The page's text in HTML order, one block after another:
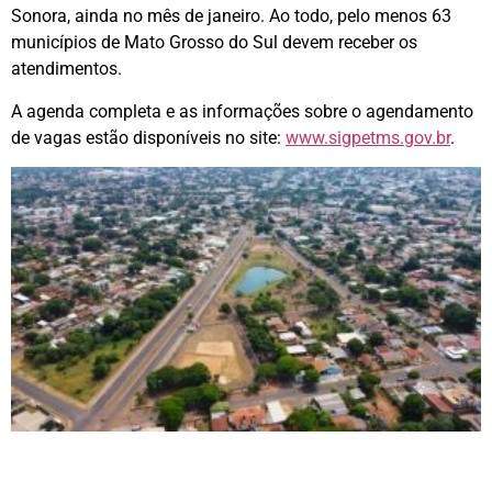
Sonora, ainda no mês de janeiro. Ao todo, pelo menos 63
municípios de Mato Grosso do Sul devem receber os
atendimentos.
A agenda completa e as informações sobre o agendamento
de vagas estão disponíveis no site: www.sigpetms.gov.br.